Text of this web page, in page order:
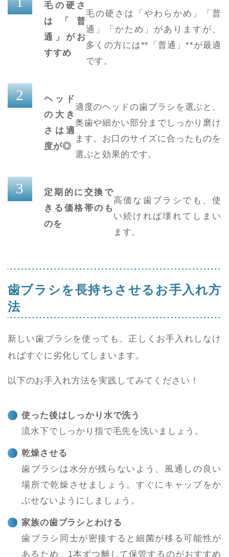
毛の硬さ
は「普
通」がお
すすめ
毛の硬さは「やわらかめ」「普
通」「かため」がありますが、
多くの方には**「普通」**が最適
です。
ヘッド
の大き
さは適
度が◎
適度のヘッドの歯ブラシを選ぶと、
奥歯や細かい部分までしっかり磨け
ます。お口のサイズに合ったものを
選ぶと効果的です。
定期的に交換で
きる価格帯のも
のを
高価な歯ブラシでも、使
い続ければ壊れてしまい
ます。
歯ブラシを長持ちさせるお手入れ方
法
新しい歯ブラシを使っても、正しくお手入れしなけ
ればすぐに劣化してしまいます。
以下のお手入れ方法を実践してみてください！
使った後はしっかり水で洗う
流水下でしっかり指で毛先を洗いましょう。
乾燥させる
歯ブラシは水分が残らないよう、風通しの良い
場所で乾燥させましょう。すぐにキャップをか
ぶせないようにしましょう。
家族の歯ブラシとわける
歯ブラシ同士が密接すると細菌が移る可能性が
あるため、1本ずつ離して保管するのがおすすめ